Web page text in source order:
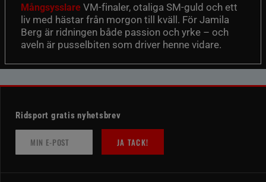
Mångsysslare VM-finaler, otaliga SM-guld och ett
liv med hästar från morgon till kväll. För Jamila
Berg är ridningen både passion och yrke – och
aveln är pusselbiten som driver henne vidare.
Ridsport gratis nyhetsbrev
JA TACK!